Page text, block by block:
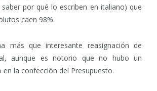
por qué lo escriben en italiano) que
caen 98%.
más que interesante reasignación de
aunque es notorio que no hubo un
la confección del Presupuesto.